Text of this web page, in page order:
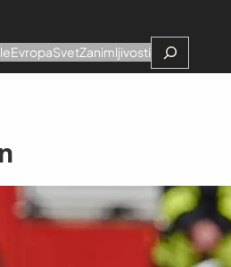
EvropaSvetZanimljivostiSearch